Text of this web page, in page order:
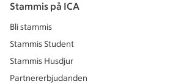
Stammis på ICA
Bli stammis
Stammis Student
Stammis Husdjur
Partnererbjudanden